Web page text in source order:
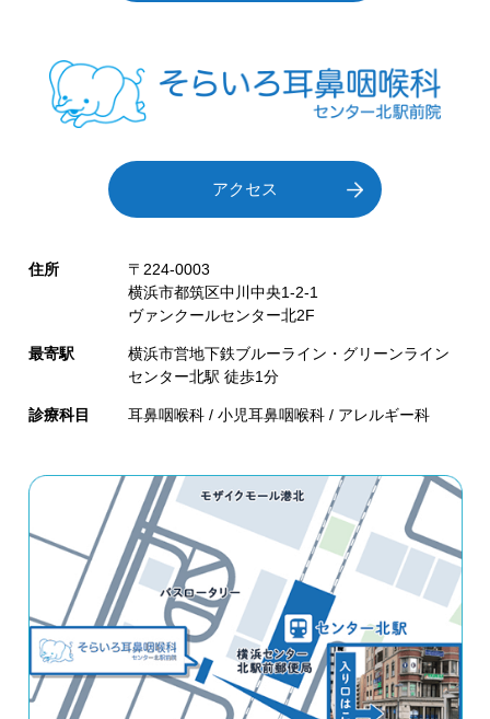
アクセス
住所
〒224-0003
横浜市都筑区中川中央1-2-1
ヴァンクールセンター北2F
最寄駅
横浜市営地下鉄ブルーライン・グリーンライン
センター北駅 徒歩1分
診療科目 耳鼻咽喉科 / 小児耳鼻咽喉科 / アレルギー科